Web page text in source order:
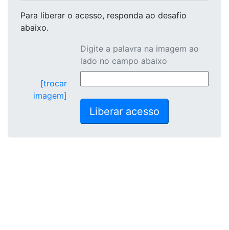
Para liberar o acesso, responda ao desafio
abaixo.
[trocar
imagem]
Digite a palavra na imagem ao
lado no campo abaixo